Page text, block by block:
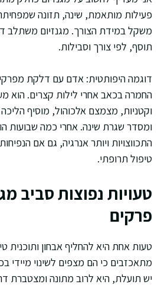
פעילות מותאמת, שינה, תזונה
משקל במידת הצורך. מגנזיום משתלב
תוסף, לפי צורך וסבילות.
דוגמה היפותטית: אדם עם דלקת
החמרה בכאב אחרי לילות קצרים. הוא
וקטניות, מצמצם אלכוהול, מוסיף הליכה
ומסדר שגרת שינה. אחרי כמה שבועות
התכווצויות ויותר אנרגיה, גם אם
טיפול תרופתי.
טעויות נפוצות סביב
פרקים
טעות אחת היא להחליף אבחון ותוכנית
מתאכזבים כי הם מצפים לשינוי מיידי
יש תועלת, היא לרוב מתונה ומצטברת